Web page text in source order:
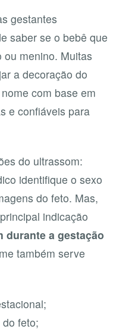
gestantes
saber se o bebê que
menino. Muitas
a decoração do
com base em
e confiáveis para
do ultrassom:
identifique o sexo
do feto. Mas,
indicação
durante a gestação
também serve
feto;